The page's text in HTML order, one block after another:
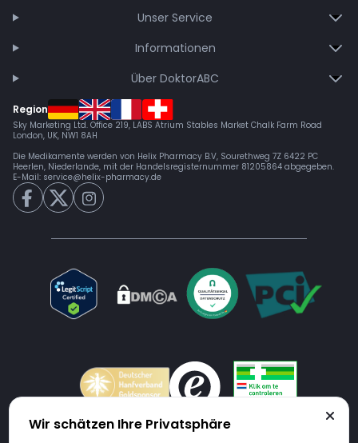
Unser Service
Informationen
Über DoktorABC
Region
Sky Marketing Ltd. Office 219, LABS Atrium Stables Market Chalk Farm Road
London, UK, NW1 8AH
Die Medikamente werden von Helix Pharmacy B.V, Sourethweg 7Z 6422 PC
Heerlen, Niederlande, mit der Handelsregisternummer 81205864 abgegeben.
E-Mail: service@helix-pharmacy.de
Wir schätzen Ihre Privatsphäre